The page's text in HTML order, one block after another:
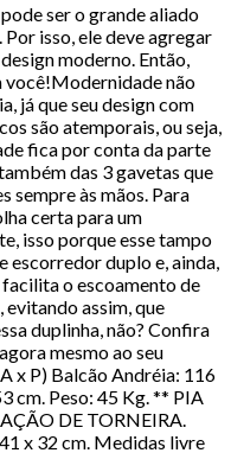
ser o grande aliado
isso, ele deve agregar
moderno. Então,
você!Modernidade não
já que seu design com
são atemporais, ou seja,
fica por conta da parte
das 3 gavetas que
sempre às mãos. Para
certa para um
isso porque esse tampo
escorredor duplo e, ainda,
o escoamento de
assim, que
duplinha, não? Confira
mesmo ao seu
x P) Balcão Andréia: 116
cm. Peso: 45 Kg. ** PIA
DE TORNEIRA.
x 32 cm. Medidas livre